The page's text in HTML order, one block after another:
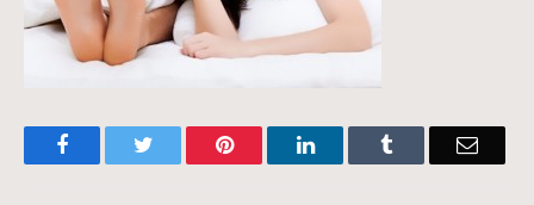
FacebookTwitter Pinterest LinkedInTumblr Email